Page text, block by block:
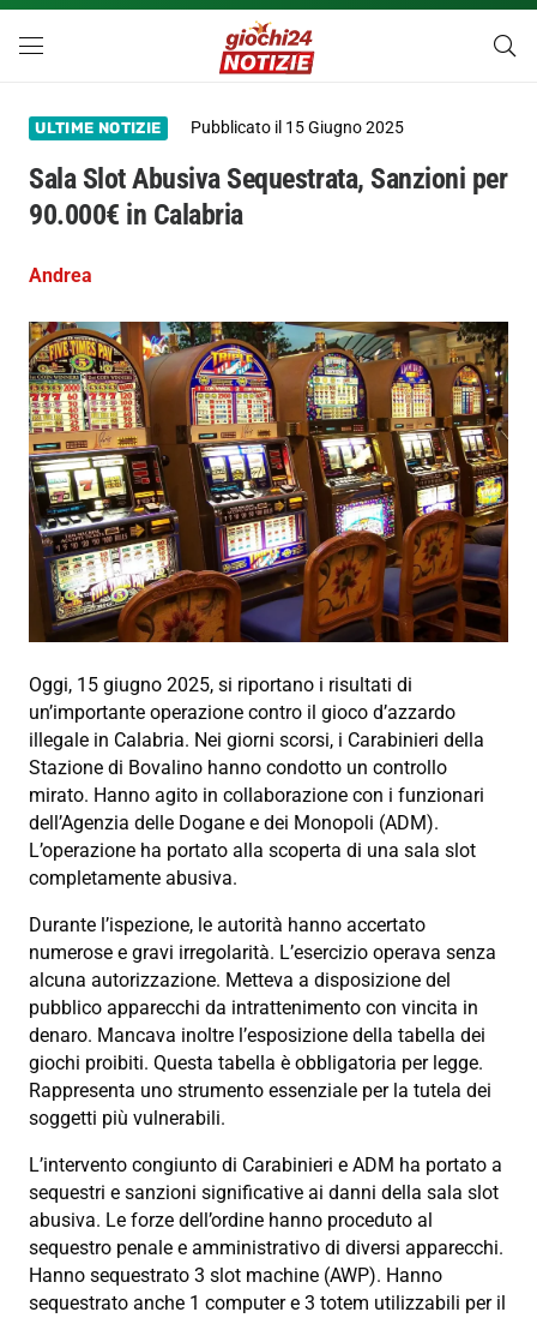
ULTIME NOTIZIE Pubblicato il 15 Giugno 2025
Sala Slot Abusiva Sequestrata, Sanzioni per
90.000€ in Calabria
Andrea
Oggi, 15 giugno 2025, si riportano i risultati di
un’importante operazione contro il gioco d’azzardo
illegale in Calabria. Nei giorni scorsi, i Carabinieri della
Stazione di Bovalino hanno condotto un controllo
mirato. Hanno agito in collaborazione con i funzionari
dell’Agenzia delle Dogane e dei Monopoli (ADM).
L’operazione ha portato alla scoperta di una sala slot
completamente abusiva.
Durante l’ispezione, le autorità hanno accertato
numerose e gravi irregolarità. L’esercizio operava senza
alcuna autorizzazione. Metteva a disposizione del
pubblico apparecchi da intrattenimento con vincita in
denaro. Mancava inoltre l’esposizione della tabella dei
giochi proibiti. Questa tabella è obbligatoria per legge.
Rappresenta uno strumento essenziale per la tutela dei
soggetti più vulnerabili.
L’intervento congiunto di Carabinieri e ADM ha portato a
sequestri e sanzioni significative ai danni della sala slot
abusiva. Le forze dell’ordine hanno proceduto al
sequestro penale e amministrativo di diversi apparecchi.
Hanno sequestrato 3 slot machine (AWP). Hanno
sequestrato anche 1 computer e 3 totem utilizzabili per il